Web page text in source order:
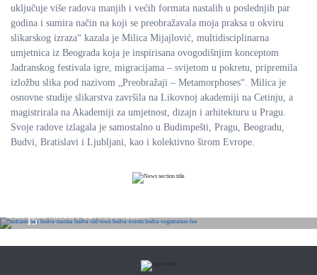
uključuje više radova manjih i većih formata nastalih u poslednjih par
godina i sumira način na koji se preobražavala moja praksa u okviru
slikarskog izraza“ kazala je Milica Mijajlović, multidisciplinarna
umjetnica iz Beograda koja je inspirisana ovogodišnjim konceptom
Jadranskog festivala igre, migracijama – svijetom u pokretu, pripremila
izložbu slika pod nazivom „Preobražaji – Metamorphoses“. Milica je
osnovne studije slikarstva završila na Likovnoj akademiji na Cetinju, a
magistrirala na Akademiji za umjetnost, dizajn i arhitekturu u Pragu.
Svoje radove izlagala je samostalno u Budimpešti, Pragu, Beogradu,
Budvi, Bratislavi i Ljubljani, kao i kolektivno širom Evrope.
15